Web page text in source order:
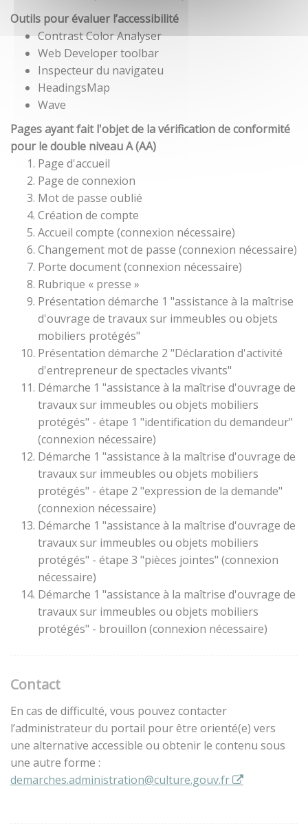
Outils pour évaluer l’accessibilité
Contrast Color Analyser
Web Developer toolbar
Inspecteur du navigateu
HeadingsMap
Wave
Pages ayant fait l'objet de la vérification de conformité
pour le double niveau A (AA)
Page d'accueil
Page de connexion
Mot de passe oublié
Création de compte
Accueil compte (connexion nécessaire)
Changement mot de passe (connexion nécessaire)
Porte document (connexion nécessaire)
Rubrique « presse »
Présentation démarche 1 "assistance à la maîtrise
d'ouvrage de travaux sur immeubles ou objets
mobiliers protégés"
Présentation démarche 2 "Déclaration d'activité
d'entrepreneur de spectacles vivants"
Démarche 1 "assistance à la maîtrise d'ouvrage de
travaux sur immeubles ou objets mobiliers
protégés" - étape 1 "identification du demandeur"
(connexion nécessaire)
Démarche 1 "assistance à la maîtrise d'ouvrage de
travaux sur immeubles ou objets mobiliers
protégés" - étape 2 "expression de la demande"
(connexion nécessaire)
Démarche 1 "assistance à la maîtrise d'ouvrage de
travaux sur immeubles ou objets mobiliers
protégés" - étape 3 "pièces jointes" (connexion
nécessaire)
Démarche 1 "assistance à la maîtrise d'ouvrage de
travaux sur immeubles ou objets mobiliers
protégés" - brouillon (connexion nécessaire)
Contact
En cas de difficulté, vous pouvez contacter
l’administrateur du portail pour être orienté(e) vers
une alternative accessible ou obtenir le contenu sous
une autre forme :
demarches.administration@culture.gouv.fr